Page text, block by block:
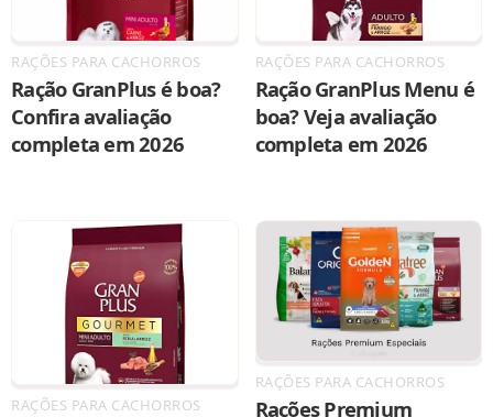
RAÇÕES PARA CACHORROS
Ração GranPlus é boa?
Confira avaliação
completa em 2026
RAÇÕES PARA CACHORROS
Ração GranPlus Menu é
boa? Veja avaliação
completa em 2026
RAÇÕES PARA CACHORROS
RAÇÕES PARA CACHORROS
Rações Premium